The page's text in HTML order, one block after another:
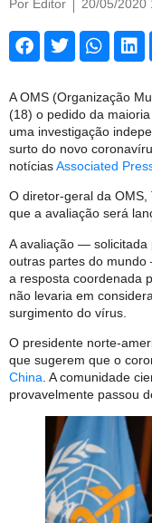
Por Editor 20/05/2020
A OMS (Organização
(18) o pedido da
uma investigação
surto do novo
notíciasAssociated
O diretor-geral da OMS,
que a avaliação será
A avaliação — solicitada
outras partes do mundo
a resposta coordenada
não levaria em
surgimento do vírus.
O presidente norte-
que sugerem que o
China . A comunidade
provavelmente passou